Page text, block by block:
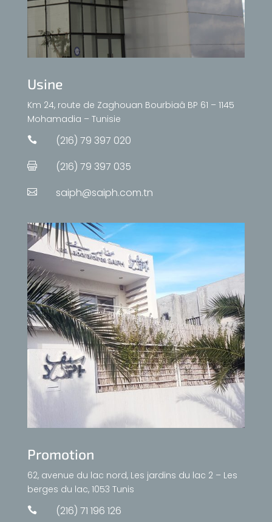
Usine
Km 24, route de Zaghouan Bourbiaâ BP 61 – 1145
Mohamadia – Tunisie
 (216) 79 397 020
 (216) 79 397 035
 saiph@saiph.com.tn
Promotion
62, avenue du lac nord, Les jardins du lac 2 – Les
berges du lac, 1053 Tunis
 (216) 71 196 126